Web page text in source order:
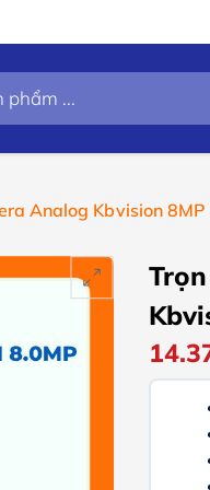
Analog Kbvision 8MP